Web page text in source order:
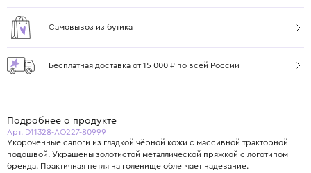
Самовывоз из бутика
Бесплатная доставка от 15 000 ₽ по всей России
Подробнее о продукте
Арт. D11328-AO227-80999
Укороченные сапоги из гладкой чёрной кожи с массивной тракторной
подошвой. Украшены золотистой металлической пряжкой с логотипом
бренда. Практичная петля на голенище облегчает надевание.